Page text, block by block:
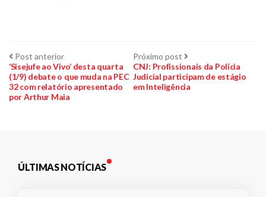
Navegação
de
Post
Post anteriorPost
anterior:
‘Sisejufe ao Vivo’ desta quarta
(1/9) debate o que muda na PEC
32 com relatório apresentado
por Arthur Maia
Próximo post Próximo
post:
CNJ: Profissionais da Polícia
Judicial participam de estágio
em Inteligência
ÚLTIMAS NOTÍCIAS